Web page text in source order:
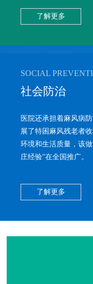
了解更多
SOCIAL
社会防治
医院还承担着麻风病
展了特困麻风残老者
环境和生活质量，该
庄经验”在全国推广。
了解更多